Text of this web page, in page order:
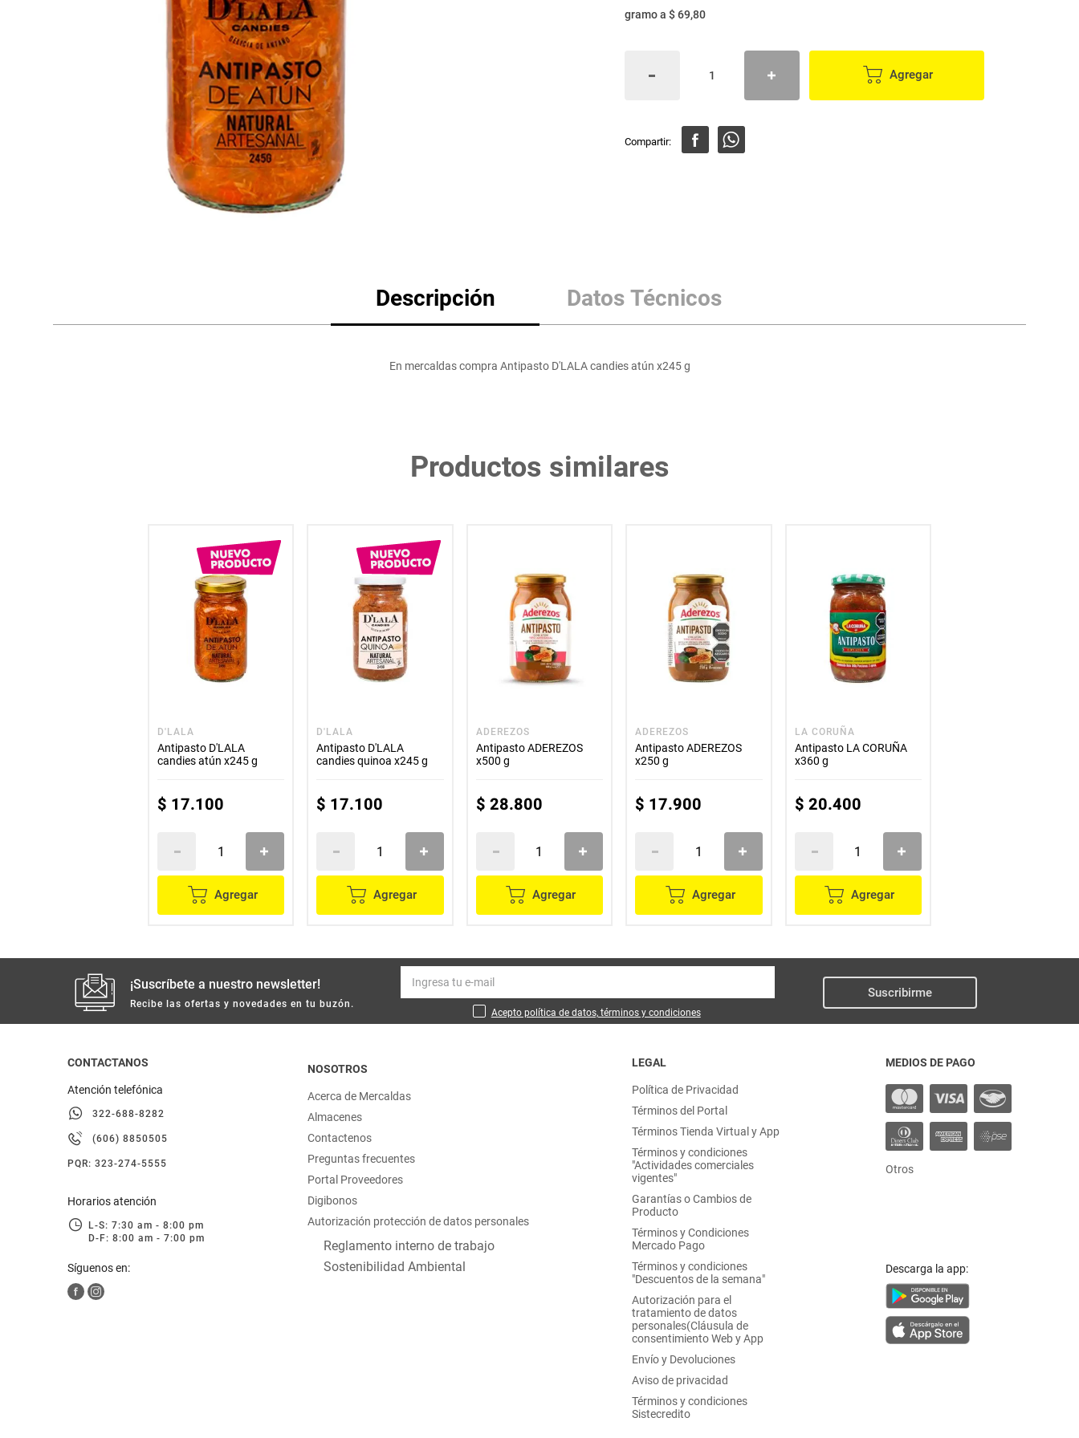
lácteos y refrigerados
otros
gramoa $ 69,80
Agregar
Descripción Datos Técnicos
En mercaldas compra Antipasto D'LALA candies atún x245 g
Productos similares
D'LALA
Antipasto D'LALA
candies atún x245 g
$ 17.100
Agregar
D'LALA
Antipasto D'LALA
candies quinoa x245 g
$ 17.100
Agregar
ADEREZOS
Antipasto ADEREZOS
x500 g
$ 28.800
Agregar
ADEREZOS
Antipasto ADEREZOS
x250 g
$ 17.900
Agregar
LA CORUÑA
Antipasto LA CORUÑA
x360 g
$ 20.400
Agregar
¡Suscríbete a nuestro newsletter!
Recibe las ofertas y novedades en tu buzón.
Acepto política de datos, términos y condiciones
Suscribirme
CONTACTANOS
Atención telefónica
322-688-8282
(606) 8850505
PQR: 323-274-5555
Horarios atención
L-S: 7:30 am - 8:00 pm
D-F: 8:00 am - 7:00 pm
Síguenos en:
NOSOTROS
Acerca de Mercaldas
Almacenes
Contactenos
Preguntas frecuentes
Portal Proveedores
Digibonos
Autorización protección de datos personales
Reglamento interno de trabajo
Sostenibilidad Ambiental
LEGAL
Política de Privacidad
Términos del Portal
Términos Tienda Virtual y App
Términos y condiciones
"Actividades comerciales
vigentes"
Garantías o Cambios de
Producto
Términos y Condiciones
Mercado Pago
Términos y condiciones
"Descuentos de la semana"
Autorización para el
tratamiento de datos
personales(Cláusula de
consentimiento Web y App
Envío y Devoluciones
Aviso de privacidad
Términos y condiciones
Sistecredito
MEDIOS DE PAGO
Otros
Descarga la app:
Mantequilla